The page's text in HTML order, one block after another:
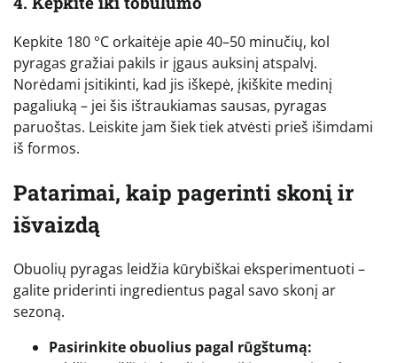
Kepkite 180 °C orkaitėje apie 40–50 minučių, kol
pyragas gražiai pakils ir įgaus auksinį atspalvį.
Norėdami įsitikinti, kad jis iškepė, įkiškite medinį
pagaliuką – jei šis ištraukiamas sausas, pyragas
paruoštas. Leiskite jam šiek tiek atvėsti prieš išimdami
iš formos.
Patarimai, kaip pagerinti skonį ir
išvaizdą
Obuolių pyragas leidžia kūrybiškai eksperimentuoti –
galite priderinti ingredientus pagal savo skonį ar
sezoną.
Pasirinkite obuolius pagal rūgštumą: